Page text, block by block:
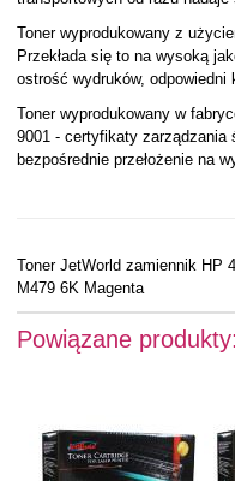
Toner wyprodukowany z
Przekłada się to na wysoką
ostrość wydruków, odpowiedni
Toner wyprodukowany w
9001 - certyfikaty zarządzania
bezpośrednie przełożenie na
Toner JetWorld zamiennik HP
M479 6K Magenta
Powiązane produkty: